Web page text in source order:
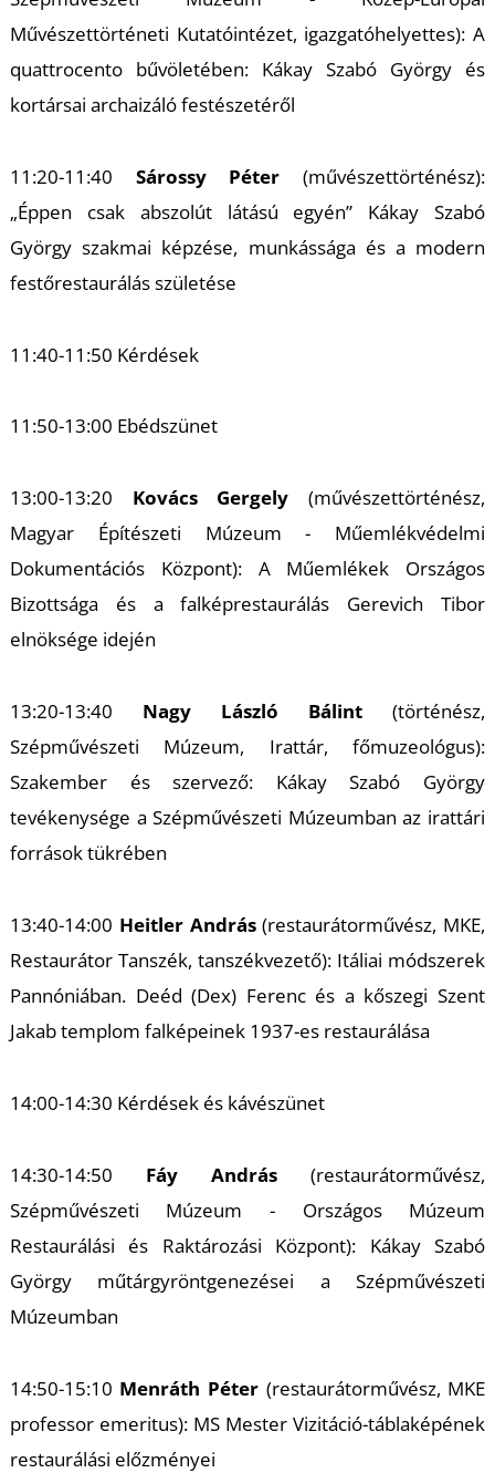
Művészettörténeti Kutatóintézet, igazgatóhelyettes): A
quattrocento bűvöletében: Kákay Szabó György és
kortársai archaizáló festészetéről
11:20-11:40 Sárossy Péter (művészettörténész):
„Éppen csak abszolút látású egyén” Kákay Szabó
György szakmai képzése, munkássága és a modern
festőrestaurálás születése
11:40-11:50 Kérdések
11:50-13:00 Ebédszünet
13:00-13:20 Kovács Gergely (művészettörténész,
Magyar Építészeti Múzeum - Műemlékvédelmi
Dokumentációs Központ): A Műemlékek Országos
Bizottsága és a falképrestaurálás Gerevich Tibor
elnöksége idején
13:20-13:40 Nagy László Bálint (történész,
Szépművészeti Múzeum, Irattár, főmuzeológus):
Szakember és szervező: Kákay Szabó György
tevékenysége a Szépművészeti Múzeumban az irattári
források tükrében
13:40-14:00 Heitler András(restaurátorművész, MKE,
Restaurátor Tanszék, tanszékvezető): Itáliai módszerek
Pannóniában. Deéd (Dex) Ferenc és a kőszegi Szent
Jakab templom falképeinek 1937-es restaurálása
14:00-14:30 Kérdések és kávészünet
14:30-14:50 Fáy András (restaurátorművész,
Szépművészeti Múzeum - Országos Múzeum
Restaurálási és Raktározási Központ): Kákay Szabó
György műtárgyröntgenezései a Szépművészeti
Múzeumban
14:50-15:10 Menráth Péter (restaurátorművész, MKE
professor emeritus): MS Mester Vizitáció-táblaképének
restaurálási előzményei